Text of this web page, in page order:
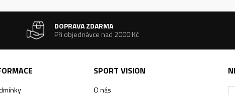
DOPRAVA ZDARMA
Při objednávce nad 2000 Kč
SPORT VISION
O nás